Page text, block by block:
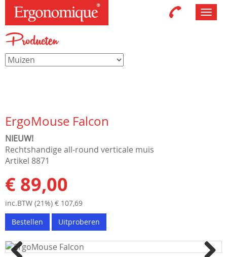
Producten
ErgoMouse Falcon
NIEUW!
Rechtshandige all-round verticale muis
Artikel 8871
€ 89,00
inc.BTW (21%) € 107,69
Bestellen Uitproberen